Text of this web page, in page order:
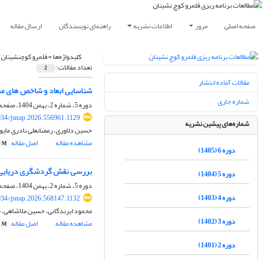
صفحه اصلی مرور اطلاعات نشریه راهنمای نویسندگان ارسال مقاله
کلیدواژه‌ها =قلمرو کوچ­نشینان
تعداد مقالات: 2
شناسایی ابعاد و شاخص های
دوره 5، شماره 2، بهمن 1404، صفحه
jsnap.2026.556961.1129
حسین دلاوری، رمضانعلی نادری
مشاهده مقاله
اصل مقاله M
بررسی نقش گردشگری دریایی
دوره 5، شماره 2، بهمن 1404، صفحه
jsnap.2026.568147.1132
محمود ایرندگانی، حسین
مشاهده مقاله
اصل مقاله M
مقالات آماده انتشار
شماره جاری
شماره‌های پیشین نشریه
دوره 6 (1405)
دوره 5 (1404)
دوره 4 (1403)
دوره 3 (1402)
دوره 2 (1401)